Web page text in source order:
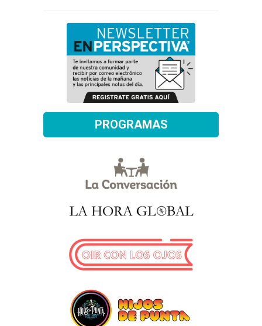
PROGRAMAS